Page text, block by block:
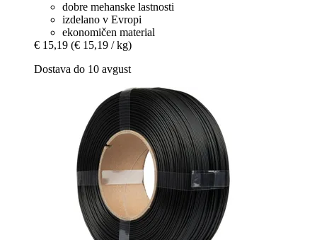
dobre mehanske lastnosti
izdelano v Evropi
ekonomičen material
€ 15,19 (€ 15,19 / kg)
Dostava do 10 avgust